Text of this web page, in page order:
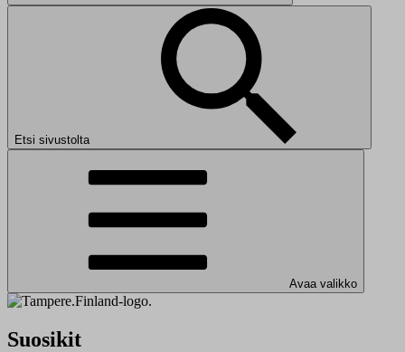
Etsi sivustolta
Avaa valikko
Suosikit